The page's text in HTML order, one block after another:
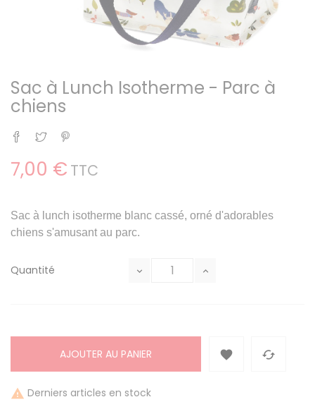
Sac à Lunch Isotherme - Parc à
chiens
Partager
Tweet
7,00 € TTC
Sac à lunch isotherme blanc cassé, orné d'adorables
chiens s'amusant au parc.
Quantité
AJOUTER AU PANIER  
 Derniers articles en stock